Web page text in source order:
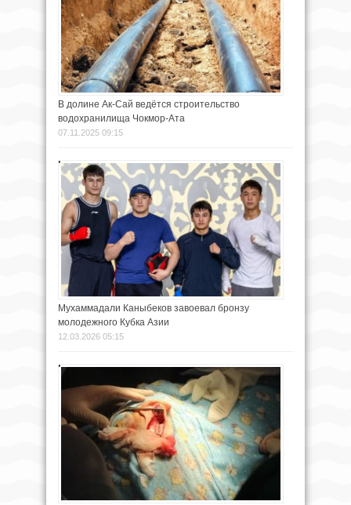
В долине Ак-Сай ведётся строительство
водохранилища Чокмор-Ата
07.11.2025 09:15
Мухаммадали Каныбеков завоевал бронзу
молодежного Кубка Азии
12.03.2026 05:15